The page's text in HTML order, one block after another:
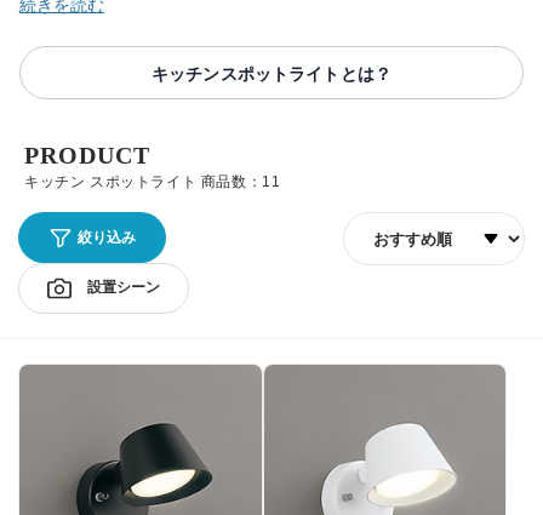
ンづくりをサポートします。
キッチンスポットライトとは？
キッチン スポットライト 商品数：11
PRODUCT
絞り込み
設置シーン
並び順